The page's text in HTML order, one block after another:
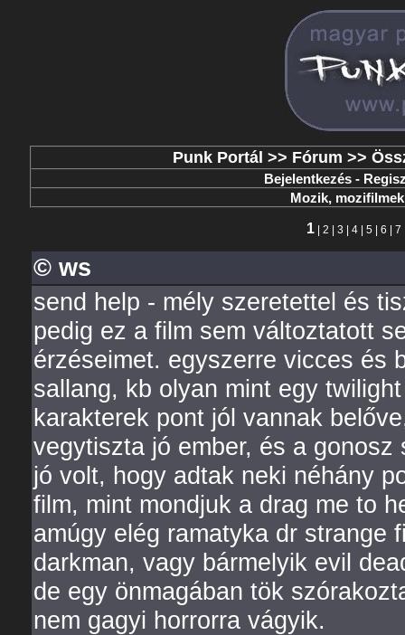
Punk Portál >> Fórum >>
Bejelentkezés -
Mozik,
1
2 3 4 5 6 7
© ws
send help - mély szeretettel és
pedig ez a film sem változtatott
érzéseimet. egyszerre vicces és
sallang, kb olyan mint egy
karakterek pont jól vannak
vegytiszta jó ember, és a
jó volt, hogy adtak neki néhány
film, mint mondjuk a drag me to
amúgy elég ramatyka dr strange
darkman, vagy bármelyik evil
de egy önmagában tök
nem gagyi horrorra vágyik.